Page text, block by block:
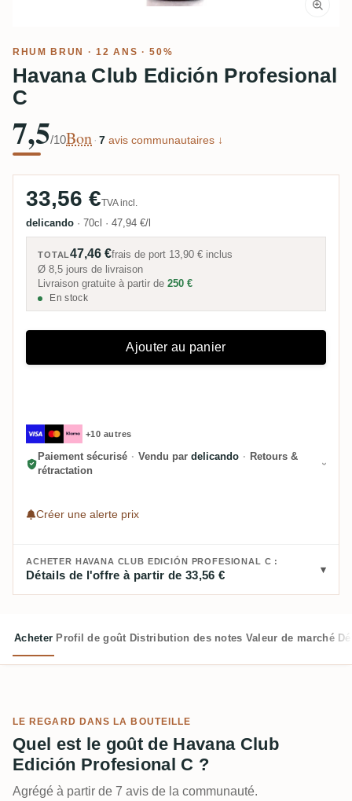
RHUM BRUN · 12 ANS · 50%
Havana Club Edición Profesional
C
7,5/10Bon · 7 avis communautaires ↓
33,56 €TVA incl.
delicando · 70cl · 47,94 €/l
TOTAL47,46 €frais de port 13,90 € inclus
Ø 8,5 jours de livraison
Livraison gratuite à partir de 250 €
En stock
Ajouter au panier
+10 autres
Paiement sécurisé · Vendu par delicando · Retours &
rétractation
Créer une alerte prix
ACHETER HAVANA CLUB EDICIÓN PROFESIONAL C :
Détails de l'offre à partir de 33,56 €
Acheter Profil de goût Distribution des notes Valeur de marché
LE REGARD DANS LA BOUTEILLE
Quel est le goût de Havana Club
Edición Profesional C ?
Agrégé à partir de 7 avis de la communauté.